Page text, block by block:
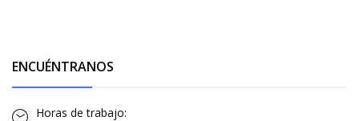
ENCUÉNTRANOS
Horas de trabajo: